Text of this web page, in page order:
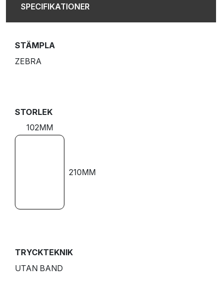
SPECIFIKATIONER
STÄMPLA
ZEBRA
STORLEK
102MM
210MM
TRYCKTEKNIK
UTAN BAND